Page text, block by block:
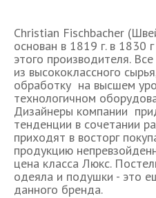
Christian Fischbacher
основан в 1819 г. в 1830
этого производителя.
из высококлассного
обработку на высшем
технологичном
Дизайнеры компании
тенденции в сочетании
приходят в восторг
продукцию
цена класса Люкс.
одеяла и подушки - это
данного бренда.